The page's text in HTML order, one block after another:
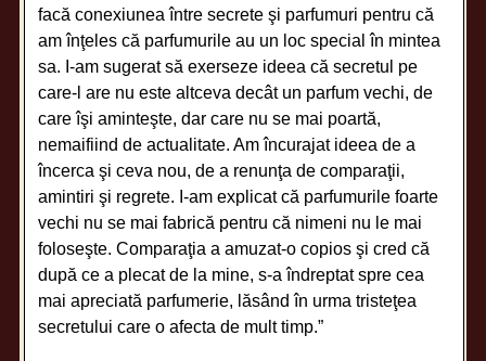
facă conexiunea între secrete şi parfumuri pentru că
am înţeles că parfumurile au un loc special în mintea
sa. I-am sugerat să exerseze ideea că secretul pe
care-l are nu este altceva decât un parfum vechi, de
care îşi aminteşte, dar care nu se mai poartă,
nemaifiind de actualitate. Am încurajat ideea de a
încerca şi ceva nou, de a renunţa de comparaţii,
amintiri şi regrete. I-am explicat că parfumurile foarte
vechi nu se mai fabrică pentru că nimeni nu le mai
foloseşte. Comparaţia a amuzat-o copios şi cred că
după ce a plecat de la mine, s-a îndreptat spre cea
mai apreciată parfumerie, lăsând în urma tristeţea
secretului care o afecta de mult timp.”